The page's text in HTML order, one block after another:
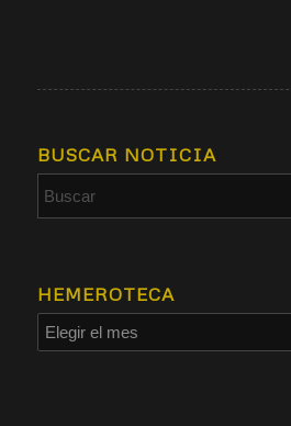
BUSCAR NOTICIA
HEMEROTECA